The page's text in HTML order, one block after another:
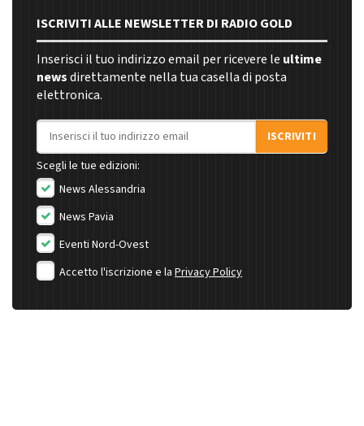
ISCRIVITI ALLE NEWSLETTER DI RADIO GOLD
Inserisci il tuo indirizzo email per ricevere le ultime
newsdirettamente nella tua casella di posta
elettronica.
Indirizzo email
ISCRIVITI
Scegli le tue edizioni:
News Alessandria
News Pavia
Eventi Nord-Ovest
Accetto l'iscrizione e la Privacy Policy